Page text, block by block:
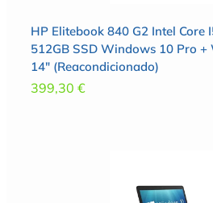
HP Elitebook 840 G2 Intel Core
512GB SSD Windows 10 Pro +
14″ (Reacondicionado)
399,30 €